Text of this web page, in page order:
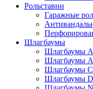
Рольставни
Гаражные
Шлагбаумы
Шлагбаумы
Шлагбаумы
Шлагбаумы
Шлагбаумы